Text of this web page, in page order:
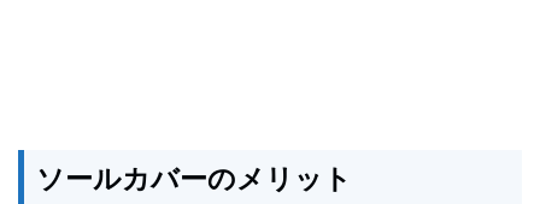
ソールカバーのメリット